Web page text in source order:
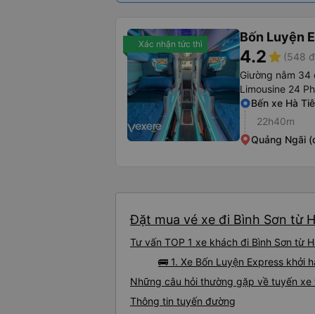
Xác nhận tức thì Bốn Luyện
4.2star (548
Giường nằm 34
Limousine 24
Bến xe Hà
22h40m
Quảng Ngãi
Đặt mua vé xe đi Bình Sơn từ
Tư vấn TOP 1 xe khách đi Bình Sơn từ
🚌 1. Xe Bốn Luyện Express khởi
Những câu hỏi thường gặp về tuyến xe
Thông tin tuyến đường